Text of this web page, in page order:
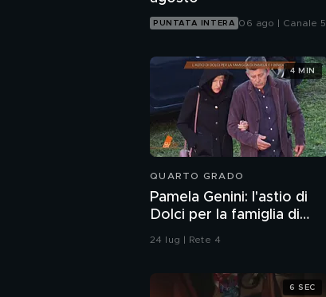
PUNTATA INTERA 06 ago | Canale 5
QUARTO GRADO
Pamela Genini: l'astio di
Dolci per la famiglia di
Pamela
24 lug | Rete 4
4 MIN
6 SEC